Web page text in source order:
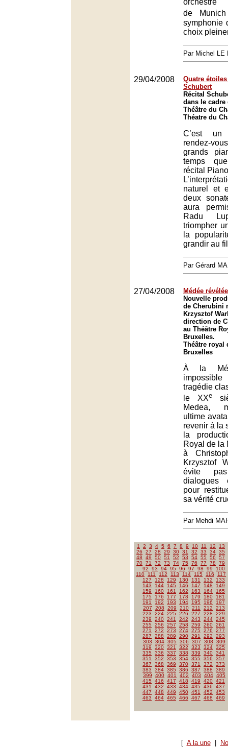
orchestre
de
symphonie
choix
Par Michel LE
29/04/2008
Quatre
Schubert
Récital
dans le cadre
Théâtre du
Théatre du
C’est un
rendez-
grands
temps
récital
naturel et
deux
aura
Radu
triompher
la
grandir au
Par Gérard
27/04/2008
Médée révélée
Nouvelle
de Cherubini
Krzysztof
direction de
au Théâtre
Bruxelles.
Théâtre royal
Bruxelles
À la
tragédie
le XXe
Medea,
ultime
revenir à la
la
Royal de la
à
Krzysztof
évite
dialogues
pour
sa vérité
Par Mehdi
1 2 3 4 5 6 7 8 9 10 11 12
13
26
27 28 29 30 31 32 33 34 35
48
49 50 51 52 53 54 55 56
57
70 71 72 73 74 75 76 77 78
79
92
93 94 95 96 97 98 99
100
110
111 112 113 114 115 116
117
127
128 129 130 131 132
133
143
144 145 146 147 148
149
159
160 161 162 163 164
165
175
176 177 178 179 180
181
191
192 193 194 195 196
197
207
208 209 210 211 212
213
223
224 225 226 227 228
229
239
240 241 242 243 244 245
255
256 257 258 259 260 261
271
272 273 274 275 276
277
287
288 289 290 291 292
293
303
304 305 306 307 308
309
319
320 321 322 323 324 325
335
336 337 338 339 340 341
351
352 353 354 355 356
357
367
368 369 370 371 372
373
383
384 385 386 387 388
389
399
400 401 402 403 404 405
415
416 417 418 419 420 421
431
432 433 434 435 436
437
447
448 449 450 451 452
453
463
464 465 466 467 468 469
[ A la une|